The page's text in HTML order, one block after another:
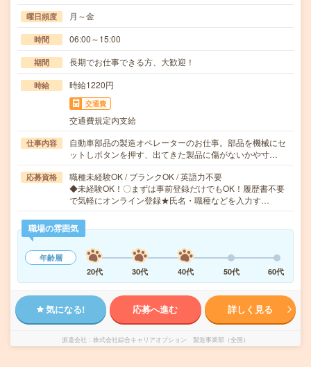
曜日頻度 月～金
時間 06:00～15:00
期間 長期でお仕事できる方、大歓迎！
時給 時給1220円
交通費
交通費規定内支給
仕事内容
自動車部品の製造オペレーターのお仕事。部品を機械にセ
ットしボタンを押す、出てきた製品に傷がないかや寸…
応募資格
職種未経験OK / ブランクOK / 英語力不要
◆未経験OK！〇まずは事前登録だけでもOK！履歴書不要
で気軽にオンライン登録★氏名・職種などを入力す…
職場の雰囲気
年齢層
20代
30代 40代 50代 60代
気になる! 応募へ進む 詳しく見る
派遣会社 株式会社綜合キャリアオプション 製造事業部（全国）